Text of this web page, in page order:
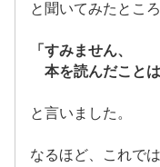
と聞いてみたとこ
「すみません、
本を読んだことは
と言いました。
なるほど、これで